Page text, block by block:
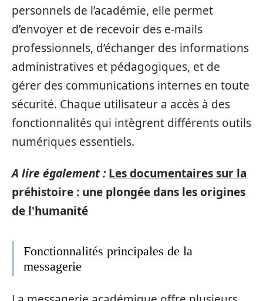
personnels de l’académie, elle permet
d’envoyer et de recevoir des e-mails
professionnels, d’échanger des informations
administratives et pédagogiques, et de
gérer des communications internes en toute
sécurité. Chaque utilisateur a accès à des
fonctionnalités qui intègrent différents outils
numériques essentiels.
A lire également : Les documentaires sur la
préhistoire : une plongée dans les origines
de l'humanité
Fonctionnalités principales de la
messagerie